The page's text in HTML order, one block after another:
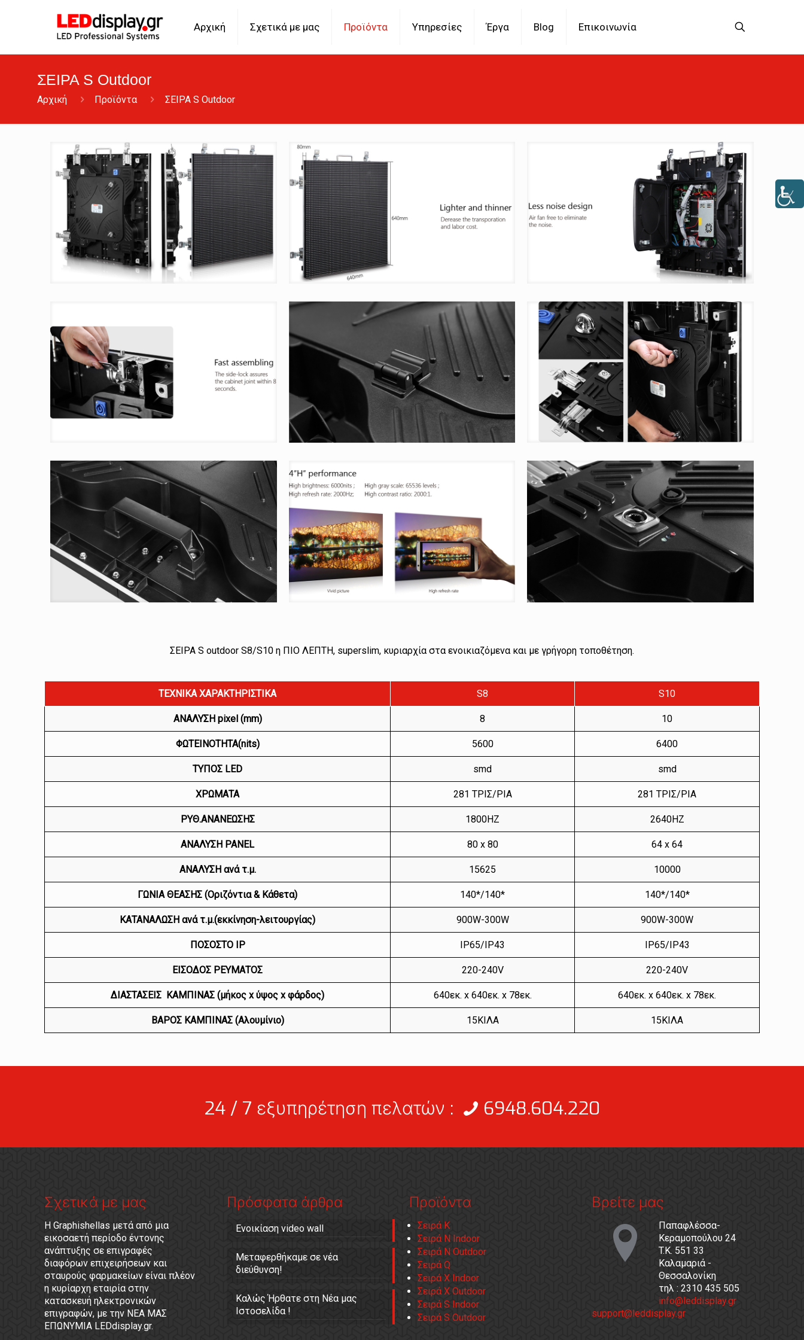
Αρχική Σχετικά με μας Προϊόντα Υπηρεσίες Έργα Blog Επικοινωνία
ΣΕΙΡΑ S Outdoor
Αρχική Προϊόντα ΣΕΙΡΑ S Outdoor
ΣΕΙΡΑ S outdoor S8/S10 η ΠΙΟ ΛΕΠΤΗ, superslim, κυριαρχία στα ενοικιαζόμενα και με γρήγορη τοποθέτηση.
ΤΕΧΝΙΚΑ ΧΑΡΑΚΤΗΡΙΣΤΙΚΑ S8 S10
ΑΝΑΛΥΣΗ pixel (mm) 8 10
ΦΩΤΕΙΝΟΤΗΤΑ(nits) 5600 6400
ΤΥΠΟΣ LED smd smd
ΧΡΩΜΑΤΑ 281 ΤΡΙΣ/ΡΙΑ 281 ΤΡΙΣ/ΡΙΑ
ΡΥΘ.ΑΝΑΝΕΩΣΗΣ 1800HZ 2640HZ
ΑΝΑΛΥΣΗ PANEL 80 x 80 64 x 64
ΑΝΑΛΥΣΗ ανά τ.μ. 15625 10000
ΓΩΝΙΑ ΘΕΑΣΗΣ (Οριζόντια & Κάθετα) 140*/140* 140*/140*
ΚΑΤΑΝΑΛΩΣΗ ανά τ.μ.(εκκίνηση-λειτουργίας) 900W-300W 900W-300W
ΠΟΣΟΣΤΟ IP IP65/IP43 IP65/IP43
ΕΙΣΟΔΟΣ ΡΕΥΜΑΤΟΣ 220-240V 220-240V
ΔΙΑΣΤΑΣΕΙΣ ΚΑΜΠΙΝΑΣ (μήκος x ύψος x φάρδος) 640εκ. x 640εκ. x 78εκ. 640εκ. x 640εκ. x 78εκ.
ΒΑΡΟΣ ΚΑΜΠΙΝΑΣ (Αλουμίνιο) 15ΚΙΛΑ 15ΚΙΛΑ
24 / 7 εξυπηρέτηση πελατών : 6948.604.220
Σχετικά με μας
Η Graphishellas μετά από μια
εικοσαετή περίοδο έντονης
ανάπτυξης σε επιγραφές
διαφόρων επιχειρήσεων και
σταυρούς φαρμακείων είναι πλέον
η κυρίαρχη εταιρία στην
κατασκευή ηλεκτρονικών
επιγραφών, με την ΝΕΑ ΜΑΣ
ΕΠΩΝΥΜΙΑ LEDdisplay.gr.
Πρόσφατα άρθρα
Ενοικίαση video wall
Μεταφερθήκαμε σε νέα
διεύθυνση!
Καλώς Ήρθατε στη Νέα μας
Ιστοσελίδα !
Προϊόντα
Σειρά Κ
Σειρά Ν Indoor
Σειρά Ν Outdoor
Σειρά Q
Σειρά X Indoor
Σειρά X Outdoor
Σειρά S Indoor
Σειρά S Outdoor
Βρείτε μας
Παπαφλέσσα-
Κεραμοπούλου 24
T.K. 551 33
Καλαμαριά -
Θεσσαλονίκη
τηλ : 2310 435 505
info@leddisplay.gr
support@leddisplay.gr